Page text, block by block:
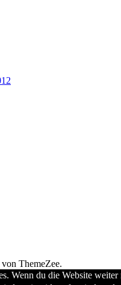
ThemeZee.
Wenn du die Website